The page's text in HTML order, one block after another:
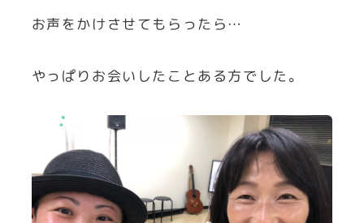
お声をかけさせてもらったら…
やっぱりお会いしたことある方でした。